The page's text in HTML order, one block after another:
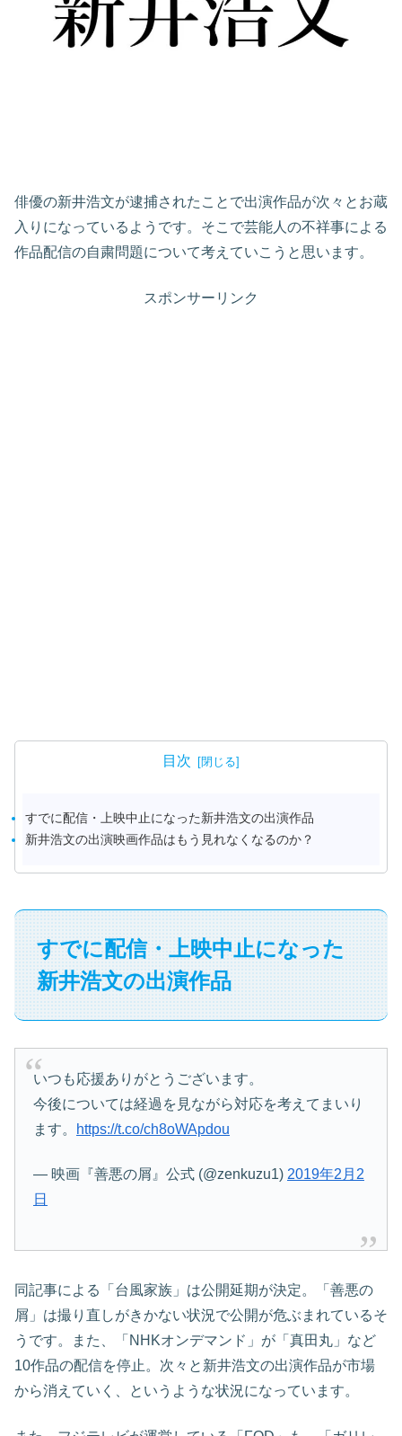
俳優の新井浩文が逮捕されたことで出演作品が次々とお蔵
入りになっているようです。そこで芸能人の不祥事による
作品配信の自粛問題について考えていこうと思います。
スポンサーリンク
目次
すでに配信・上映中止になった新井浩文の出演作品
新井浩文の出演映画作品はもう見れなくなるのか？
すでに配信・上映中止になった
新井浩文の出演作品
いつも応援ありがとうございます。
今後については経過を見ながら対応を考えてまいり
ます。
https://t.co/ch8oWApdou
— 映画『善悪の屑』公式 (@zenkuzu1) 2019年2月2
日
同記事による「台風家族」は公開延期が決定。「善悪の
屑」は撮り直しがきかない状況で公開が危ぶまれているそ
うです。また、「NHKオンデマンド」が「真田丸」など
10作品の配信を停止。次々と新井浩文の出演作品が市場
から消えていく、というような状況になっています。